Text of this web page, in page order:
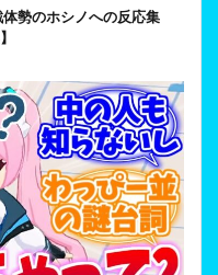
勢のホシノへの反応集